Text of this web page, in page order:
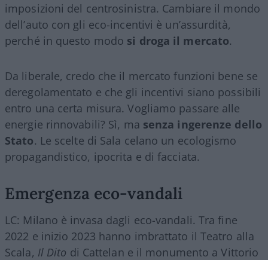
imposizioni del centrosinistra. Cambiare il mondo
dell’auto con gli eco-incentivi è un’assurdità,
perché in questo modo si droga il mercato.
Da liberale, credo che il mercato funzioni bene se
deregolamentato e che gli incentivi siano possibili
entro una certa misura. Vogliamo passare alle
energie rinnovabili? Sì, ma senza ingerenze dello
Stato. Le scelte di Sala celano un ecologismo
propagandistico, ipocrita e di facciata.
Emergenza eco-vandali
LC: Milano è invasa dagli eco-vandali. Tra fine
2022 e inizio 2023 hanno imbrattato il Teatro alla
Scala, Il Dito di Cattelan e il monumento a Vittorio